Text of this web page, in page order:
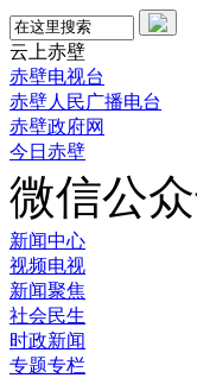
云上赤壁
赤壁电视台
赤壁人民广播电台
赤壁政府网
今日赤壁
微信公
新闻中心
视频电视
新闻聚焦
社会民生
时政新闻
专题专栏